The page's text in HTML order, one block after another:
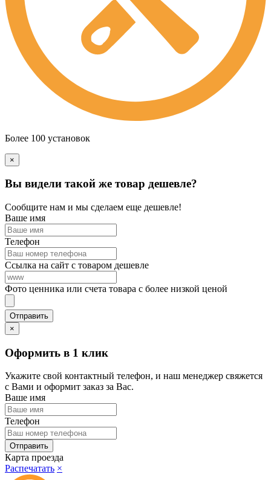
Более 100 установок
×
Вы видели такой же товар дешевле?
Сообщите нам и мы сделаем еще дешевле!
Ваше имя
Телефон
Ссылка на сайт с товаром дешевле
Фото ценника или счета товара с более низкой ценой
×
Оформить в 1 клик
Укажите свой контактный телефон, и наш менеджер свяжется
с Вами и оформит заказ за Вас.
Ваше имя
Телефон
Карта проезда
Распечатать ×